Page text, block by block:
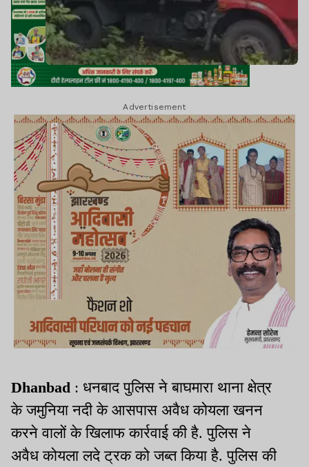
Advertisement
Dhanbad : धनबाद पुलिस ने बाघमारा थाना क्षेत्र
के जमुनिया नदी के आसपास अवैध कोयला खनन
करने वालों के खिलाफ कार्रवाई की है. पुलिस ने
अवैध कोयला लदे ट्रक को जब्त किया है. पुलिस की